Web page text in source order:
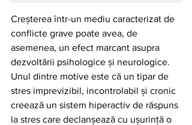
Creșterea într-un mediu caracterizat de
conflicte grave poate avea, de
asemenea, un efect marcant asupra
dezvoltării psihologice și neurologice.
Unul dintre motive este că un tipar de
stres imprevizibil, incontrolabil și cronic
creează un sistem hiperactiv de răspuns
la stres care declanșează cu ușurință o